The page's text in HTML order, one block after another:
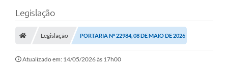
Legislação
Legislação PORTARIA Nº 22984, 08 DE MAIO DE 2026
Atualizado em: 14/05/2026 às 17h00